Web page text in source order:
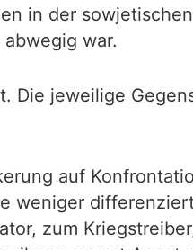
in der
war.
Die jeweilige
auf
weniger
zum